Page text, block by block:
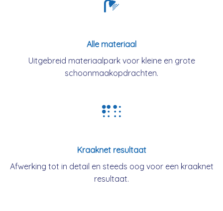
Alle materiaal
Uitgebreid materiaalpark voor kleine en grote
schoonmaakopdrachten.
Kraaknet resultaat
Afwerking tot in detail en steeds oog voor een kraaknet
resultaat.